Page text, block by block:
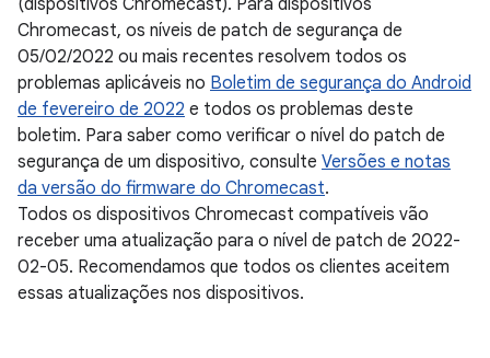
(dispositivos Chromecast). Para dispositivos
Chromecast, os níveis de patch de segurança de
05/02/2022 ou mais recentes resolvem todos os
problemas aplicáveis no Boletim de segurança do Android
de fevereiro de 2022 e todos os problemas deste
boletim. Para saber como verificar o nível do patch de
segurança de um dispositivo, consulte Versões e notas
da versão do firmware do Chromecast.
Todos os dispositivos Chromecast compatíveis vão
receber uma atualização para o nível de patch de 2022-
02-05. Recomendamos que todos os clientes aceitem
essas atualizações nos dispositivos.